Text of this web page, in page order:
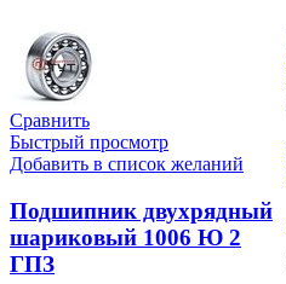
Сравнить
Быстрый просмотр
Добавить в список желаний
Подшипник двухрядный
шариковый 1006 Ю 2
ГПЗ